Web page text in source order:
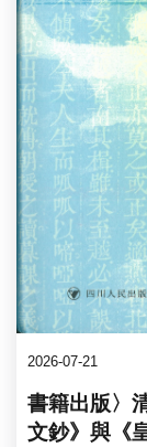
2026-07-21
書籍出版〉
文鈔》與《